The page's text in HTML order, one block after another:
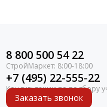
8 800 500 54 22
+7 (495) 22-555-22
Заказать звонок